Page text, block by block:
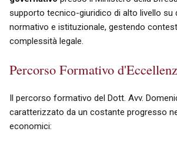
supporto tecnico-giuridico di alto livello su
normativo e istituzionale, gestendo
complessità legale.
Percorso Formativo
Il percorso formativo del Dott. Avv.
caratterizzato da un costante progresso
economici: